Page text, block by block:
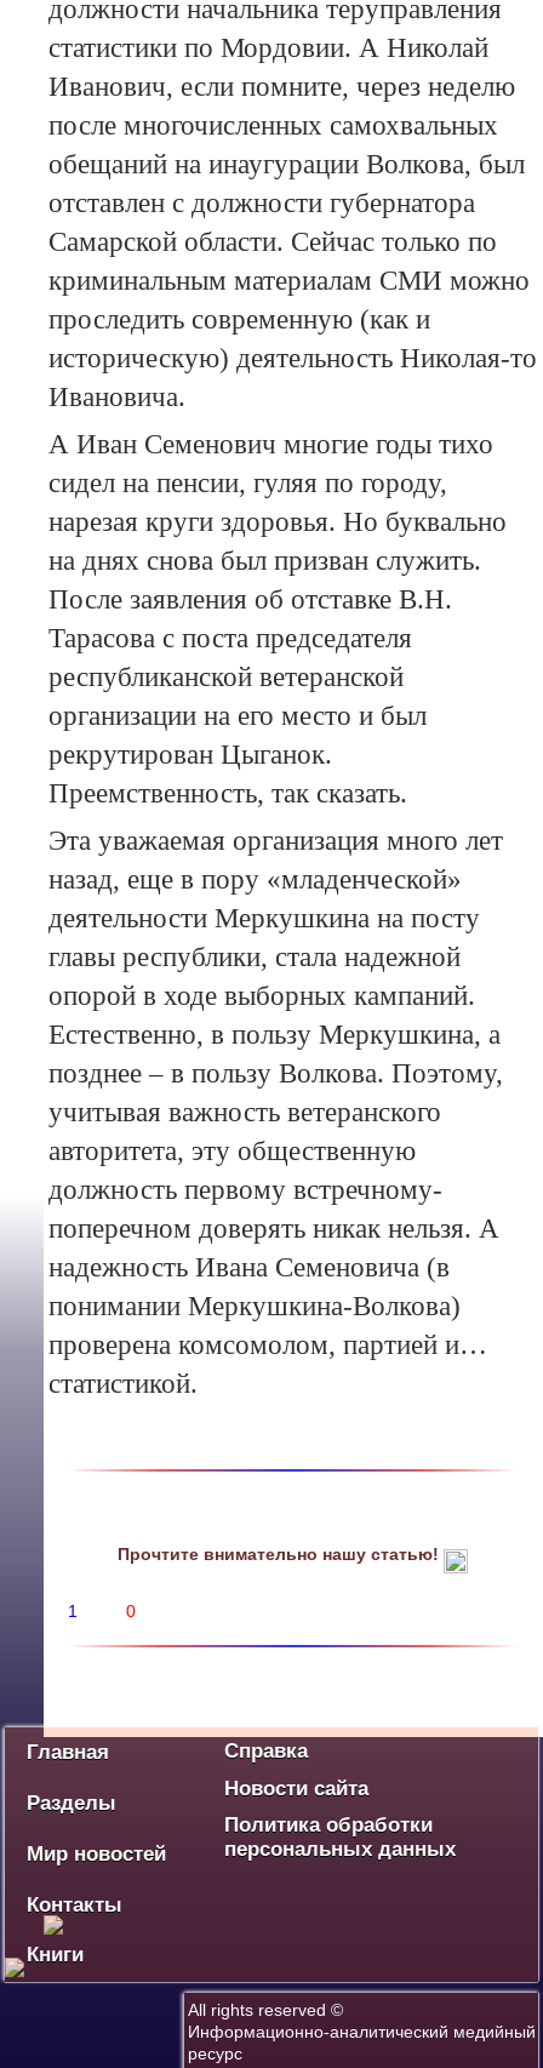
должности начальника теруправления
статистики по Мордовии. А Николай
Иванович, если помните, через неделю
после многочисленных самохвальных
обещаний на инаугурации Волкова, был
отставлен с должности губернатора
Самарской области. Сейчас только по
криминальным материалам СМИ можно
проследить современную (как и
историческую) деятельность Николая-то
Ивановича.
А Иван Семенович многие годы тихо
сидел на пенсии, гуляя по городу,
нарезая круги здоровья. Но буквально
на днях снова был призван служить.
После заявления об отставке В.Н.
Тарасова с поста председателя
республиканской ветеранской
организации на его место и был
рекрутирован Цыганок.
Преемственность, так сказать.
Эта уважаемая организация много лет
назад, еще в пору «младенческой»
деятельности Меркушкина на посту
главы республики, стала надежной
опорой в ходе выборных кампаний.
Естественно, в пользу Меркушкина, а
позднее – в пользу Волкова. Поэтому,
учитывая важность ветеранского
авторитета, эту общественную
должность первому встречному-
поперечном доверять никак нельзя. А
надежность Ивана Семеновича (в
понимании Меркушкина-Волкова)
проверена комсомолом, партией и…
статистикой.
Прочтите внимательно нашу статью!
1 0
Главная
Разделы
Политика
Экономика
Социум
Культура
Дебют
Победа - наше наследие
Ваше мнение
Разное
Мир новостей
Контакты
Книги
Справка
Новости сайта
Политика обработки
персональных данных
All rights reserved ©
Информационно-аналитический медийный
ресурс